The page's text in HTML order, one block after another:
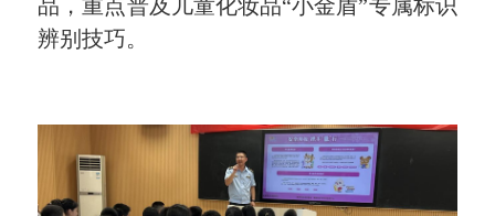
品，重点普及儿童化妆品“小金盾”专属标识
辨别技巧。